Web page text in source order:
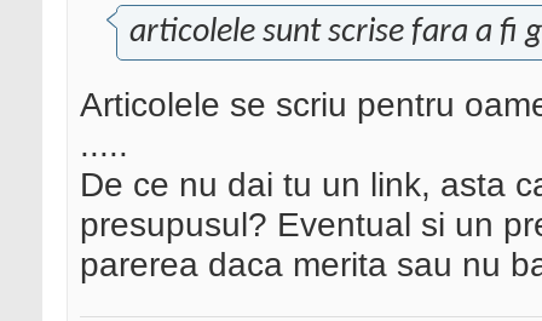
articolele sunt scrise fara a fi
Articolele se scriu pentru
.....
De ce nu dai tu un link, asta
presupusul? Eventual si un
parerea daca merita sau nu